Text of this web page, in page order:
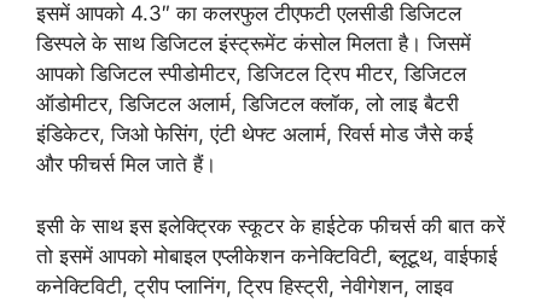
इसमें आपको 4.3″ का कलरफुल टीएफटी एलसीडी डिजिटल
डिस्पले के साथ डिजिटल इंस्ट्रूमेंट कंसोल मिलता है। जिसमें
आपको डिजिटल स्पीडोमीटर, डिजिटल ट्रिप मीटर, डिजिटल
ऑडोमीटर, डिजिटल अलार्म, डिजिटल क्लॉक, लो लाइ बैटरी
इंडिकेटर, जिओ फेसिंग, एंटी थेफ्ट अलार्म, रिवर्स मोड जैसे कई
और फीचर्स मिल जाते हैं।
इसी के साथ इस इलेक्ट्रिक स्कूटर के हाईटेक फीचर्स की बात करें
तो इसमें आपको मोबाइल एप्लीकेशन कनेक्टिविटी, ब्लूटूथ, वाईफाई
कनेक्टिविटी, ट्रीप प्लानिंग, ट्रिप हिस्ट्री, नेवीगेशन, लाइव